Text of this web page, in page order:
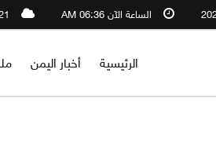
الساعة الآن 06:36 AM 21℃ صنعاء,
الرئيسية أخبار اليمن